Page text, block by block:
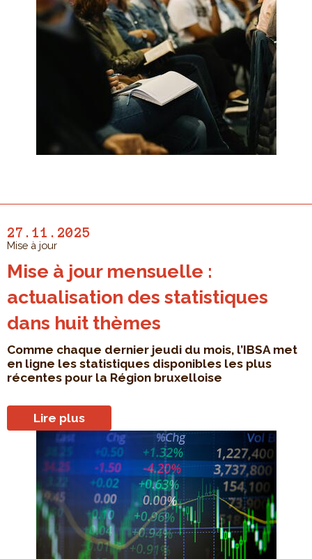
27.11.2025
Mise à jour
Mise à jour mensuelle :
actualisation des statistiques
dans huit thèmes
Comme chaque dernier jeudi du mois, l’IBSA met
en ligne les statistiques disponibles les plus
récentes pour la Région bruxelloise
Lire plus